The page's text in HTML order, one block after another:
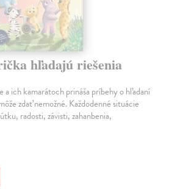
hľadajú riešenia
ich kamarátoch prináša príbehy o hľadaní
zdať nemožné. Každodenné situácie
radosti, závisti, zahanbenia,